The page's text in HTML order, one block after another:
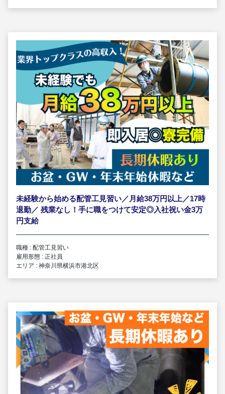
未経験から始める配管工見習い／月給38万円以上／17時
退勤／ 残業なし！手に職をつけて安定◎入社祝い金3万
円支給
職種 : 配管工見習い
雇用形態 : 正社員
エリア : 神奈川県横浜市港北区